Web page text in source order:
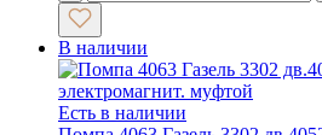
В наличии
Есть в наличии